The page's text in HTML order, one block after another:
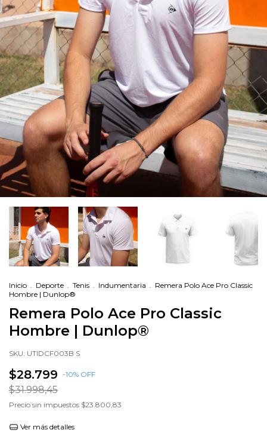
Inicio . Deporte . Tenis . Indumentaria . Remera Polo Ace Pro Classic
Hombre | Dunlop®
Remera Polo Ace Pro Classic
Hombre | Dunlop®
SKU: UTIDCF003B S
$28.799 -10% OFF
$31.998,45
Precio sin impuestos $23.800,83
Ver más detalles